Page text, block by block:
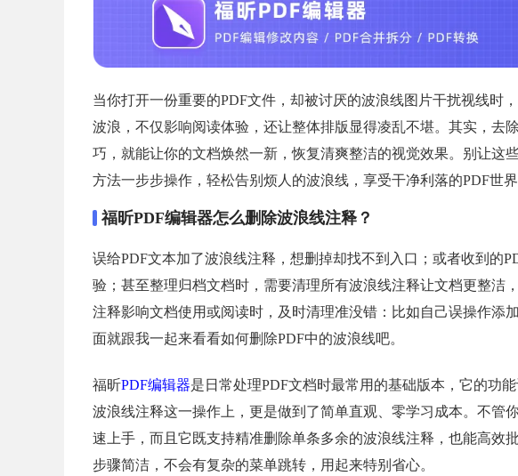
当你打开一份重要的PDF文件，却被讨厌的波浪线图片干扰视线时
波浪，不仅影响阅读体验，还让整体排版显得凌乱不堪。其实，去
巧，就能让你的文档焕然一新，恢复清爽整洁的视觉效果。别让这
方法一步步操作，轻松告别烦人的波浪线，享受干净利落的PDF世界
福昕PDF编辑器怎么删除波浪线注释？
误给PDF文本加了波浪线注释，想删掉却找不到入口；或者收到的
验；甚至整理归档文档时，需要清理所有波浪线注释让文档更整洁
注释影响文档使用或阅读时，及时清理准没错：比如自己误操作添
面就跟我一起来看看如何删除PDF中的波浪线吧。
福昕PDF编辑器是日常处理PDF文档时最常用的基础版本，它的功
波浪线注释这一操作上，更是做到了简单直观、零学习成本。不管
速上手，而且它既支持精准删除单条多余的波浪线注释，也能高效
步骤简洁，不会有复杂的菜单跳转，用起来特别省心。